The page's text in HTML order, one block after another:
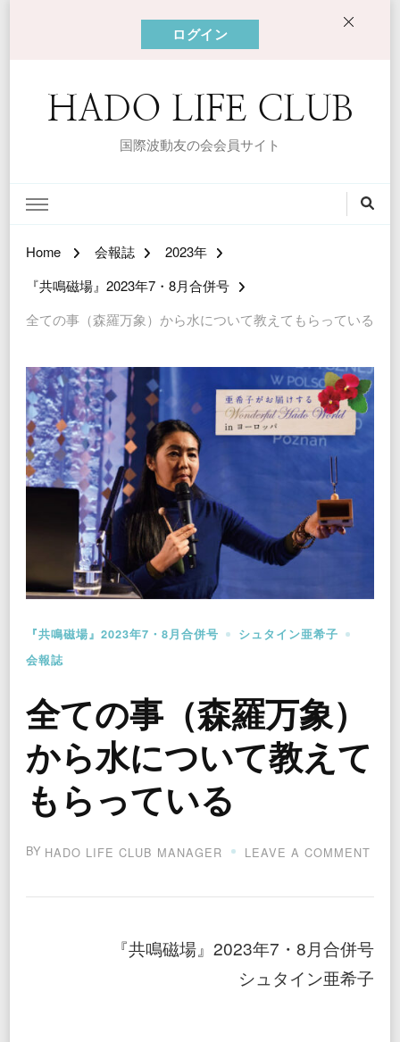
ログイン
HADO LIFE CLUB
国際波動友の会会員サイト
Home 会報誌
2023年
『共鳴磁場』2023年7・8月合併号
全ての事（森羅万象）から水について教えてもらっている
『共鳴磁場』2023年7・8月合併号
シュタイン亜希子
会報誌
全ての事（森羅万象）
から水について教えて
もらっている
BY HADO LIFE CLUB MANAGER LEAVE A COMMENT
の
羅
万
『共鳴磁場』2023年7・8月合併号
シュタイン亜希子